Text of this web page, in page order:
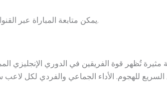
يمكن متابعة المباراة عبر القنوات الرسمية والتطبيقات المخصصة للبث المباشر.
مثيرة تُظهر قوة الفريقين في الدوري الإنجليزي
للهجوم. الأداء الجماعي والفردي لكل لاعب